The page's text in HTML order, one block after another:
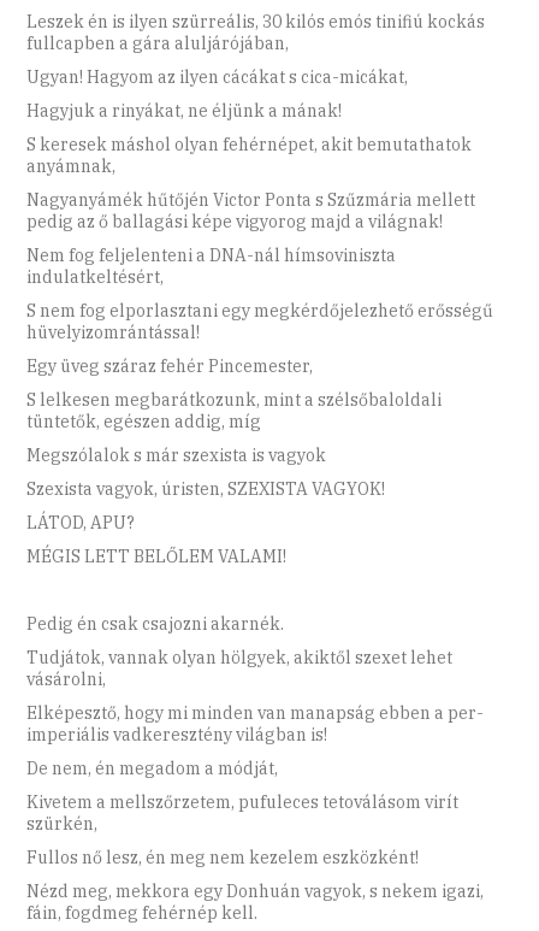
Leszek én is ilyen szürreális, 30 kilós emós tinifiú kockás
fullcapben a gára aluljárójában,
Ugyan! Hagyom az ilyen cácákat s cica-micákat,
Hagyjuk a rinyákat, ne éljünk a mának!
S keresek máshol olyan fehérnépet, akit bemutathatok
anyámnak,
Nagyanyámék hűtőjén Victor Ponta s Szűzmária mellett
pedig az ő ballagási képe vigyorog majd a világnak!
Nem fog feljelenteni a DNA-nál hímsoviniszta
indulatkeltésért,
S nem fog elporlasztani egy megkérdőjelezhető erősségű
hüvelyizomrántással!
Egy üveg száraz fehér Pincemester,
S lelkesen megbarátkozunk, mint a szélsőbaloldali
tüntetők, egészen addig, míg
Megszólalok s már szexista is vagyok
Szexista vagyok, úristen, SZEXISTA VAGYOK!
LÁTOD, APU?
MÉGIS LETT BELŐLEM VALAMI!
Pedig én csak csajozni akarnék.
Tudjátok, vannak olyan hölgyek, akiktől szexet lehet
vásárolni,
Elképesztő, hogy mi minden van manapság ebben a per-
imperiális vadkeresztény világban is!
De nem, én megadom a módját,
Kivetem a mellszőrzetem, pufuleces tetoválásom virít
szürkén,
Fullos nő lesz, én meg nem kezelem eszközként!
Nézd meg, mekkora egy Donhuán vagyok, s nekem igazi,
fáin, fogdmeg fehérnép kell.